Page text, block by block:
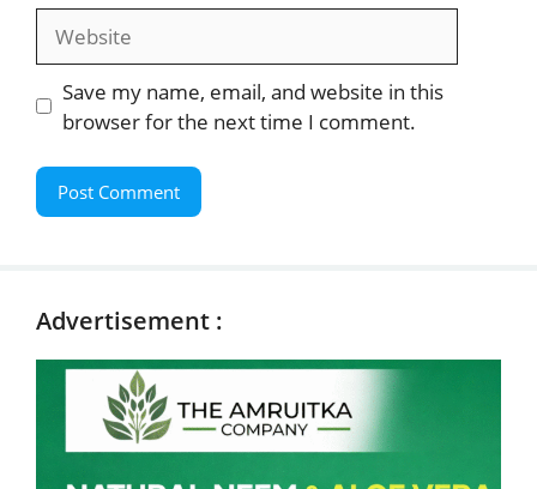
Website
Save my name, email, and website in this
browser for the next time I comment.
Advertisement :